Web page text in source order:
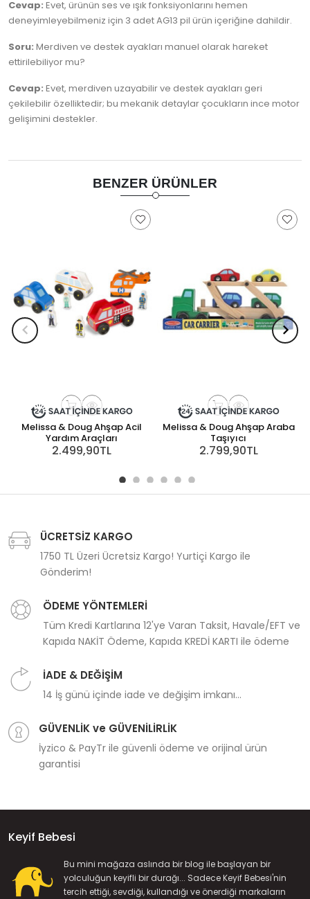
Cevap: Evet, ürünün ses ve ışık fonksiyonlarını hemen
deneyimleyebilmeniz için 3 adet AG13 pil ürün içeriğine dahildir.
Soru: Merdiven ve destek ayakları manuel olarak hareket
ettirilebiliyor mu?
Cevap: Evet, merdiven uzayabilir ve destek ayakları geri
çekilebilir özelliktedir; bu mekanik detaylar çocukların ince motor
gelişimini destekler.
BENZER ÜRÜNLER
Melissa & Doug Ahşap Acil
Yardım Araçları
2.499,90TL
Melissa & Doug Ahşap Araba
Taşıyıcı
2.799,90TL
ÜCRETSİZ KARGO
1750 TL Üzeri Ücretsiz Kargo! Yurtiçi Kargo ile
Gönderim!
ÖDEME YÖNTEMLERİ
Tüm Kredi Kartlarına 12'ye Varan Taksit, Havale/EFT ve
Kapıda NAKİT Ödeme, Kapıda KREDİ KARTI ile ödeme
İADE & DEĞİŞİM
14 İş günü içinde iade ve değişim imkanı...
GÜVENLİK ve GÜVENİLİRLİK
İyzico & PayTr ile güvenli ödeme ve orijinal ürün
garantisi
Keyif Bebesi
Bu mini mağaza aslında bir blog ile başlayan bir
yolculuğun keyifli bir durağı... Sadece Keyif Bebesi'nin
tercih ettiği, sevdiği, kullandığı ve önerdiği markaların